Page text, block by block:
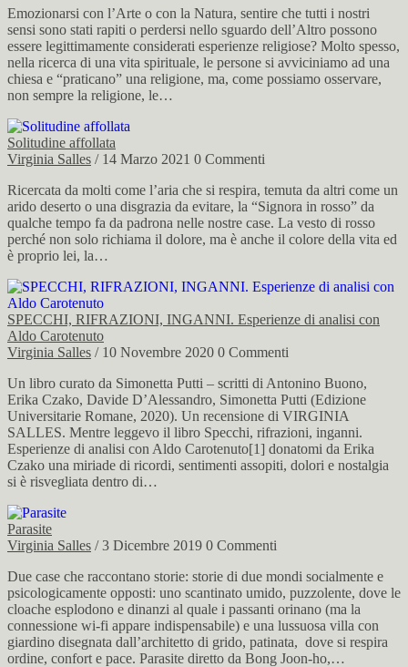
Emozionarsi con l’Arte o con la Natura, sentire che tutti i nostri
sensi sono stati rapiti o perdersi nello sguardo dell’Altro possono
essere legittimamente considerati esperienze religiose? Molto spesso,
nella ricerca di una vita spirituale, le persone si avviciniamo ad una
chiesa e “praticano” una religione, ma, come possiamo osservare,
non sempre la religione, le…
Solitudine affollata
Virginia Salles / 14 Marzo 2021 0 Commenti
Ricercata da molti come l’aria che si respira, temuta da altri come un
arido deserto o una disgrazia da evitare, la “Signora in rosso” da
qualche tempo fa da padrona nelle nostre case. La vesto di rosso
perché non solo richiama il dolore, ma è anche il colore della vita ed
è proprio lei, la…
SPECCHI, RIFRAZIONI, INGANNI. Esperienze di analisi con
Aldo Carotenuto
Virginia Salles / 10 Novembre 2020 0 Commenti
Un libro curato da Simonetta Putti – scritti di Antonino Buono,
Erika Czako, Davide D’Alessandro, Simonetta Putti (Edizione
Universitarie Romane, 2020). Un recensione di VIRGINIA
SALLES. Mentre leggevo il libro Specchi, rifrazioni, inganni.
Esperienze di analisi con Aldo Carotenuto[1] donatomi da Erika
Czako una miriade di ricordi, sentimenti assopiti, dolori e nostalgia
si è risvegliata dentro di…
Parasite
Virginia Salles / 3 Dicembre 2019 0 Commenti
Due case che raccontano storie: storie di due mondi socialmente e
psicologicamente opposti: uno scantinato umido, puzzolente, dove le
cloache esplodono e dinanzi al quale i passanti orinano (ma la
connessione wi-fi appare indispensabile) e una lussuosa villa con
giardino disegnata dall’architetto di grido, patinata, dove si respira
ordine, confort e pace. Parasite diretto da Bong Joon-ho,…